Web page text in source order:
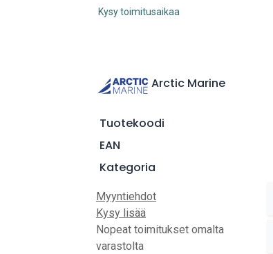
Kysy toimitusaikaa
Arctic Marine
Tuotekoodi
EAN
Kategoria
Myyntiehdot
Kysy lisää
Nopeat toimitukset omalta
varastolta